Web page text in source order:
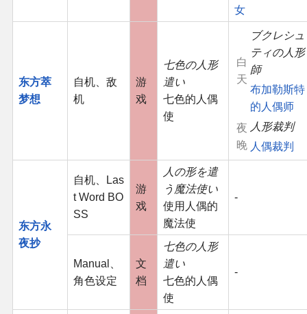
女
东方萃
梦想
自机、敌
机
游
戏
七色の人形
遣い
七色的人偶
使
白
天
ブクレシュ
ティの人形
師
布加勒斯特
的人偶师
夜
晚
人形裁判
人偶裁判
东方永
夜抄
自机、Las
t Word BO
SS
游
戏
人の形を遣
う魔法使い
使用人偶的
魔法使
-
Manual、
角色设定
文
档
七色の人形
遣い
七色的人偶
使
-